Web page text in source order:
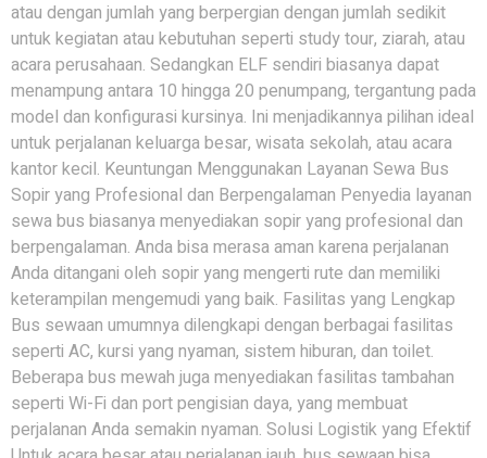
atau dengan jumlah yang berpergian dengan jumlah sedikit
untuk kegiatan atau kebutuhan seperti study tour, ziarah, atau
acara perusahaan. Sedangkan ELF sendiri biasanya dapat
menampung antara 10 hingga 20 penumpang, tergantung pada
model dan konfigurasi kursinya. Ini menjadikannya pilihan ideal
untuk perjalanan keluarga besar, wisata sekolah, atau acara
kantor kecil. Keuntungan Menggunakan Layanan Sewa Bus
Sopir yang Profesional dan Berpengalaman Penyedia layanan
sewa bus biasanya menyediakan sopir yang profesional dan
berpengalaman. Anda bisa merasa aman karena perjalanan
Anda ditangani oleh sopir yang mengerti rute dan memiliki
keterampilan mengemudi yang baik. Fasilitas yang Lengkap
Bus sewaan umumnya dilengkapi dengan berbagai fasilitas
seperti AC, kursi yang nyaman, sistem hiburan, dan toilet.
Beberapa bus mewah juga menyediakan fasilitas tambahan
seperti Wi-Fi dan port pengisian daya, yang membuat
perjalanan Anda semakin nyaman. Solusi Logistik yang Efektif